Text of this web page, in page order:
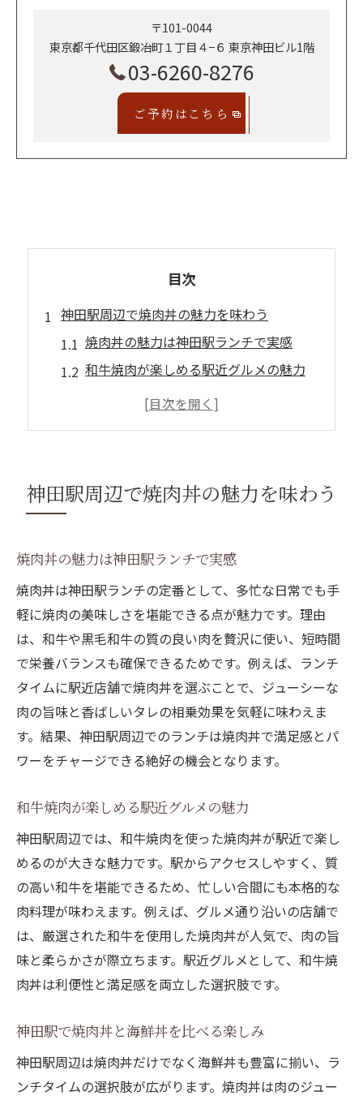
〒101-0044
東京都千代田区鍛冶町１丁目４−６ 東京神田ビル1階
03-6260-8276
ご予約はこちら
目次
神田駅周辺で焼肉丼の魅力を味わう
焼肉丼の魅力は神田駅ランチで実感
和牛焼肉が楽しめる駅近グルメの魅力
神田駅で焼肉丼と海鮮丼を比べる楽しみ
焼肉丼を手軽に楽しむための選び方
コスパ抜群な焼肉丼の選び方とは
焼肉丼のテイクアウト活用法を紹介
神田駅で焼肉丼を手軽に味わうコツ
焼肉丼ランチ選びに欠かせない視点
焼肉丼と海鮮丼の選択基準を考える
コスパ重視なら焼肉丼ランチが最適
焼肉丼ランチはコスパ重視で賢く選ぶ
焼肉丼のボリューム感で満腹を目指す
焼肉丼ランチのコスパ徹底比較ポイント
焼肉丼と他ランチのコスパを検証
焼肉丼のテイクアウトでコスパを高める
焼肉丼で満足感を得るためのポイント
焼肉丼の肉質が満足度を左右する理由
焼肉丼の口コミから分かるポイント
焼肉丼のボリュームと味の評価を解説
焼肉丼の店舗選びで重視すべき点
焼肉丼と海鮮丼の満足感を比較
駅近で焼肉丼を堪能できる理由とは
神田駅周辺で焼肉丼の魅力を味わう
焼肉丼の魅力は神田駅ランチで実感
焼肉丼は神田駅ランチの定番として、多忙な日常でも手
軽に焼肉の美味しさを堪能できる点が魅力です。理由
は、和牛や黒毛和牛の質の良い肉を贅沢に使い、短時間
で栄養バランスも確保できるためです。例えば、ランチ
タイムに駅近店舗で焼肉丼を選ぶことで、ジューシーな
肉の旨味と香ばしいタレの相乗効果を気軽に味わえま
す。結果、神田駅周辺でのランチは焼肉丼で満足感とパ
ワーをチャージできる絶好の機会となります。
和牛焼肉が楽しめる駅近グルメの魅力
神田駅周辺では、和牛焼肉を使った焼肉丼が駅近で楽し
めるのが大きな魅力です。駅からアクセスしやすく、質
の高い和牛を堪能できるため、忙しい合間にも本格的な
肉料理が味わえます。例えば、グルメ通り沿いの店舗で
は、厳選された和牛を使用した焼肉丼が人気で、肉の旨
味と柔らかさが際立ちます。駅近グルメとして、和牛焼
肉丼は利便性と満足感を両立した選択肢です。
神田駅で焼肉丼と海鮮丼を比べる楽しみ
神田駅周辺は焼肉丼だけでなく海鮮丼も豊富に揃い、ラ
ンチタイムの選択肢が広がります。焼肉丼は肉のジュー